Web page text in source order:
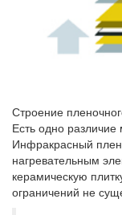
Строение
Есть одно
Инфракрасный
нагревательным
керамическую
ограничений не